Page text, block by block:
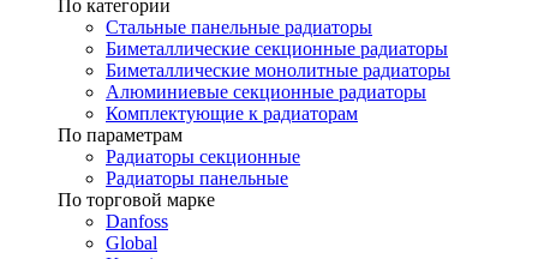
По категории
Стальные панельные радиаторы
Биметаллические секционные радиаторы
Биметаллические монолитные радиаторы
Алюминиевые секционные радиаторы
Комплектующие к радиаторам
По параметрам
Радиаторы секционные
Радиаторы панельные
По торговой марке
Danfoss
Global